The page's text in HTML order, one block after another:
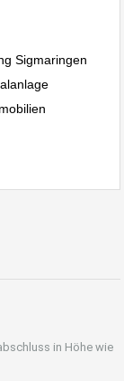
Sigmaringen
in Höhe wie